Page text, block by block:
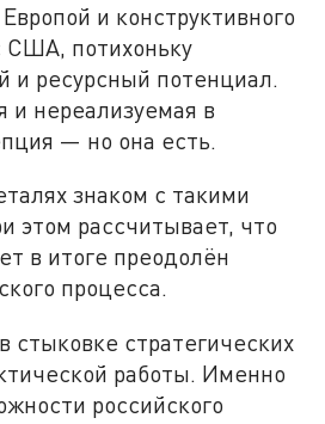
и конструктивного
США, потихоньку
и ресурсный потенциал.
и нереализуемая в
— но она есть.
знаком с такими
этом рассчитывает, что
в итоге преодолён
процесса.
стыковке стратегических
работы. Именно
российского